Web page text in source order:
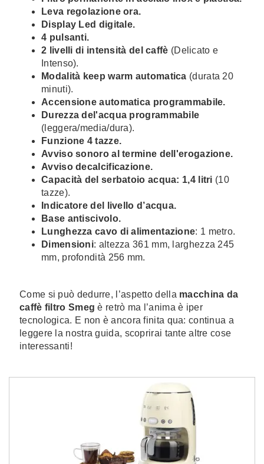
Leva regolazione ora.
Display Led digitale.
4 pulsanti.
2 livelli di intensità del caffè (Delicato e
Intenso).
Modalità keep warm automatica (durata 20
minuti).
Accensione automatica programmabile.
Durezza del'acqua programmabile
(leggera/media/dura).
Funzione 4 tazze.
Avviso sonoro al termine dell'erogazione.
Avviso decalcificazione.
Capacità del serbatoio acqua: 1,4 litri (10
tazze).
Indicatore del livello d’acqua.
Base antiscivolo.
Lunghezza cavo di alimentazione: 1 metro.
Dimensioni: altezza 361 mm, larghezza 245
mm, profondità 256 mm.
Come si può dedurre, l’aspetto della macchina da
caffè filtro Smeg è retrò ma l’anima è iper
tecnologica. E non è ancora finita qua: continua a
leggere la nostra guida, scoprirai tante altre cose
interessanti!